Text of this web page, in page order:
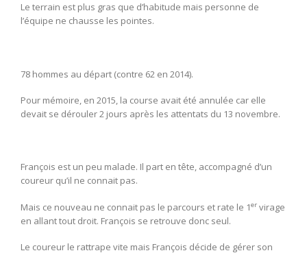
Le terrain est plus gras que d’habitude mais personne de
l’équipe ne chausse les pointes.
78 hommes au départ (contre 62 en 2014).
Pour mémoire, en 2015, la course avait été annulée car elle
devait se dérouler 2 jours après les attentats du 13 novembre.
François est un peu malade. Il part en tête, accompagné d’un
coureur qu’il ne connait pas.
Mais ce nouveau ne connait pas le parcours et rate le 1er virage
en allant tout droit. François se retrouve donc seul.
Le coureur le rattrape vite mais François décide de gérer son